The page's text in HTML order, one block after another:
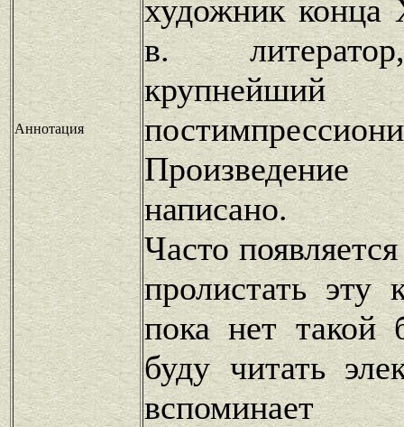
Аннотация
художник
в.
крупнейший
написано.
Часто
пролистать эту
пока нет такой
буду читать
вспоминает